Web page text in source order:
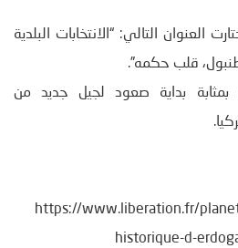
العنوان التالي: “الانتخابات البلدية
قلب حكمه”.
بمثابة بداية صعود لجيل جديد من
https://www.liberation.fr/
historique-d-